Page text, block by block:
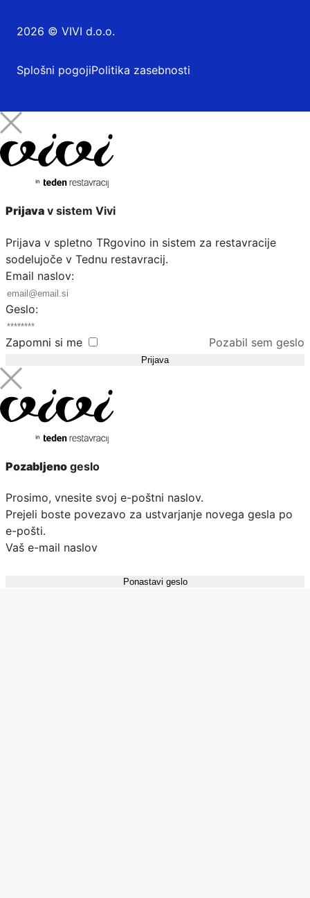
2026 © VIVI d.o.o.
Splošni pogojiPolitika zasebnosti
Prijava v sistem Vivi
Prijava v spletno TRgovino in sistem za restavracije
sodelujoče v Tednu restavracij.
Email naslov:
Geslo:
Zapomni si me Pozabil sem geslo
Pozabljeno geslo
Prosimo, vnesite svoj e-poštni naslov.
Prejeli boste povezavo za ustvarjanje novega gesla po
e-pošti.
Vaš e-mail naslov